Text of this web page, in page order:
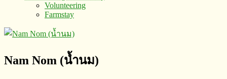
Volunteering
Farmstay
Nam Nom (น้ำนม)